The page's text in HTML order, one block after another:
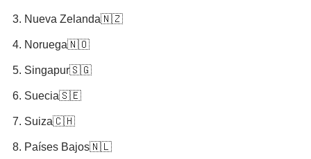
Nueva Zelanda🇳🇿
Noruega🇳🇴
Singapur🇸🇬
Suecia🇸🇪
Suiza🇨🇭
Países Bajos🇳🇱